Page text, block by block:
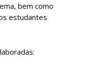
bem como
estudantes